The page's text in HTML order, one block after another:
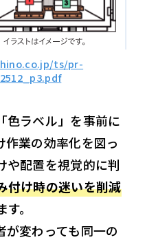
ts/pr-
色ラベル」を事前に
業の効率化を図っ
や配置を視覚的に判
付け時の迷いを削減
。
が変わっても同一の